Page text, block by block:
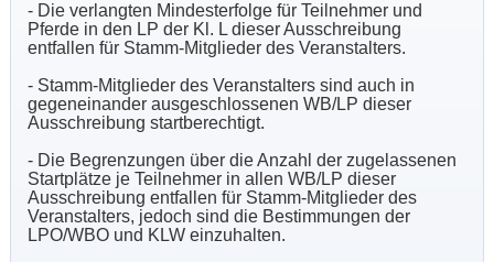
- Die verlangten Mindesterfolge für Teilnehmer und
Pferde in den LP der Kl. L dieser Ausschreibung
entfallen für Stamm-Mitglieder des Veranstalters.
- Stamm-Mitglieder des Veranstalters sind auch in
gegeneinander ausgeschlossenen WB/LP dieser
Ausschreibung startberechtigt.
- Die Begrenzungen über die Anzahl der zugelassenen
Startplätze je Teilnehmer in allen WB/LP dieser
Ausschreibung entfallen für Stamm-Mitglieder des
Veranstalters, jedoch sind die Bestimmungen der
LPO/WBO und KLW einzuhalten.